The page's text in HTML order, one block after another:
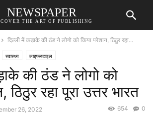
NEWSPAPER
THE ART OF PUBLISHING
दिल्ली में कड़ाके की ठंड ने लोगो को किया परेशान, ठिठुर रहा...
स्वास्थ्य लाइफस्टाइल
की ठंड ने लोगो को
ठिठुर रहा पूरा उत्तर भारत
26, 2022 0
654